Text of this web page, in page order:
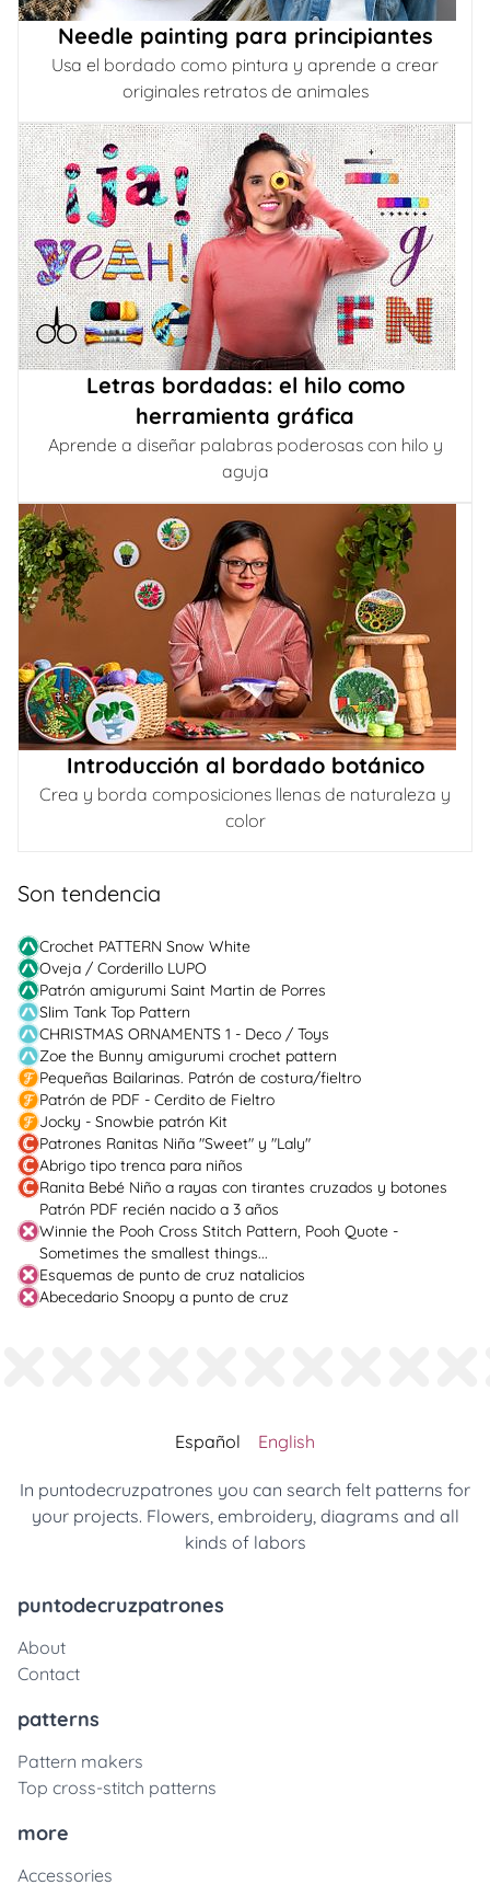
Needle painting para principiantes
Usa el bordado como pintura y aprende a crear
originales retratos de animales
Letras bordadas: el hilo como
herramienta gráfica
Aprende a diseñar palabras poderosas con hilo y
aguja
Introducción al bordado botánico
Crea y borda composiciones llenas de naturaleza y
color
Son tendencia
Crochet PATTERN Snow White
Oveja / Corderillo LUPO
Patrón amigurumi Saint Martin de Porres
Slim Tank Top Pattern
CHRISTMAS ORNAMENTS 1 - Deco / Toys
Zoe the Bunny amigurumi crochet pattern
Pequeñas Bailarinas. Patrón de costura/fieltro
Patrón de PDF - Cerdito de Fieltro
Jocky - Snowbie patrón Kit
Patrones Ranitas Niña "Sweet" y "Laly"
Abrigo tipo trenca para niños
Ranita Bebé Niño a rayas con tirantes cruzados y botones
Patrón PDF recién nacido a 3 años
Winnie the Pooh Cross Stitch Pattern, Pooh Quote -
Sometimes the smallest things...
Esquemas de punto de cruz natalicios
Abecedario Snoopy a punto de cruz
Español English
In puntodecruzpatrones you can search felt patterns for
your projects. Flowers, embroidery, diagrams and all
kinds of labors
puntodecruzpatrones
About
Contact
patterns
Pattern makers
Top cross-stitch patterns
more
Accessories